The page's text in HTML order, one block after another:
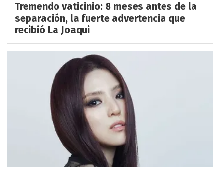
Tremendo vaticinio: 8 meses antes de la
separación, la fuerte advertencia que
recibió La Joaqui